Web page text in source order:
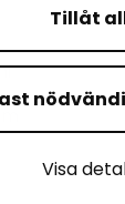
Tillåt
Visa